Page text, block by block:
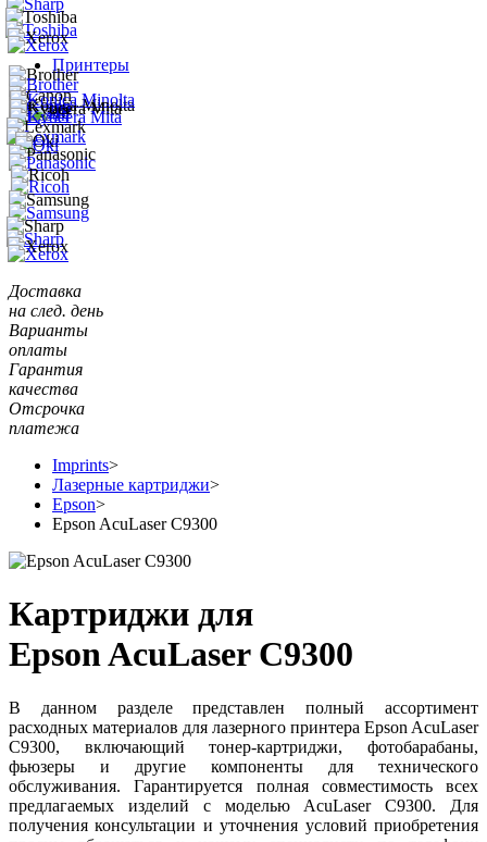
Принтеры
Доставка
на след. день
Варианты
оплаты
Гарантия
качества
Отсрочка
платежа
Imprints>
Лазерные картриджи>
Epson>
Epson AcuLaser C9300
Картриджи для
Epson AcuLaser C9300
В данном разделе представлен полный ассортимент
расходных материалов для лазерного принтера Epson AcuLaser
C9300, включающий тонер-картриджи, фотобарабаны,
фьюзеры и другие компоненты для технического
обслуживания. Гарантируется полная совместимость всех
предлагаемых изделий с моделью AcuLaser C9300. Для
получения консультации и уточнения условий приобретения